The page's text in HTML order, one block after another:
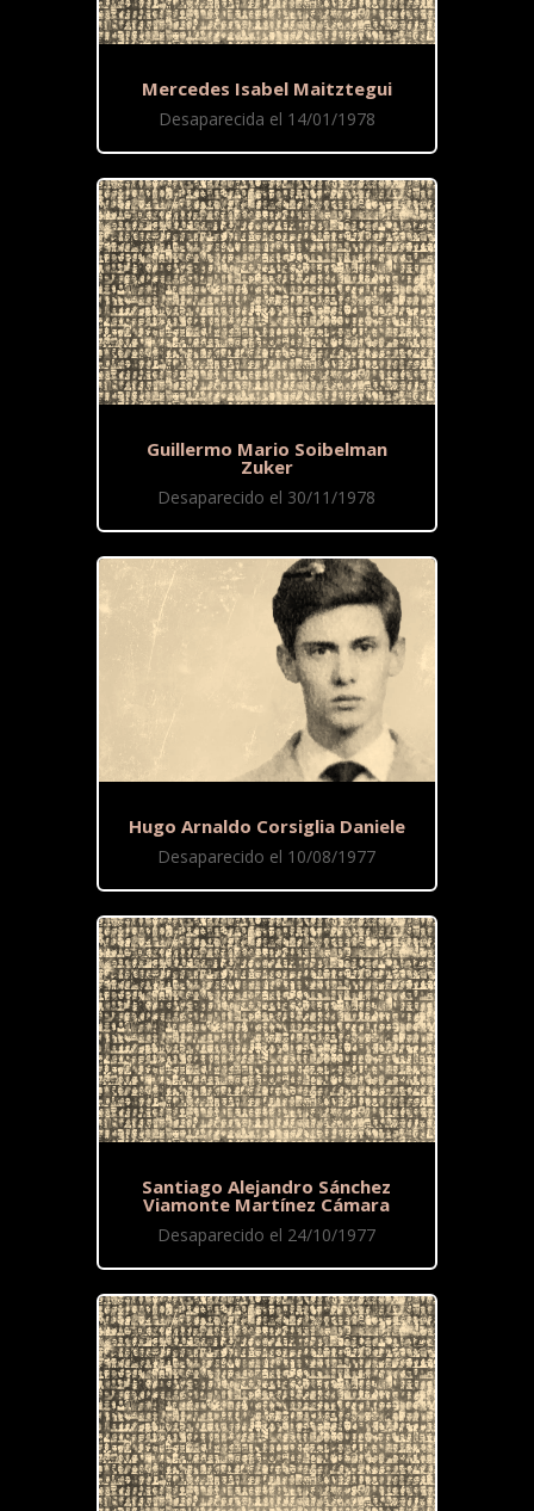
Mercedes Isabel Maitztegui
Desaparecida el 14/01/1978
Guillermo Mario Soibelman
Zuker
Desaparecido el 30/11/1978
Hugo Arnaldo Corsiglia Daniele
Desaparecido el 10/08/1977
Santiago Alejandro Sánchez
Viamonte Martínez Cámara
Desaparecido el 24/10/1977